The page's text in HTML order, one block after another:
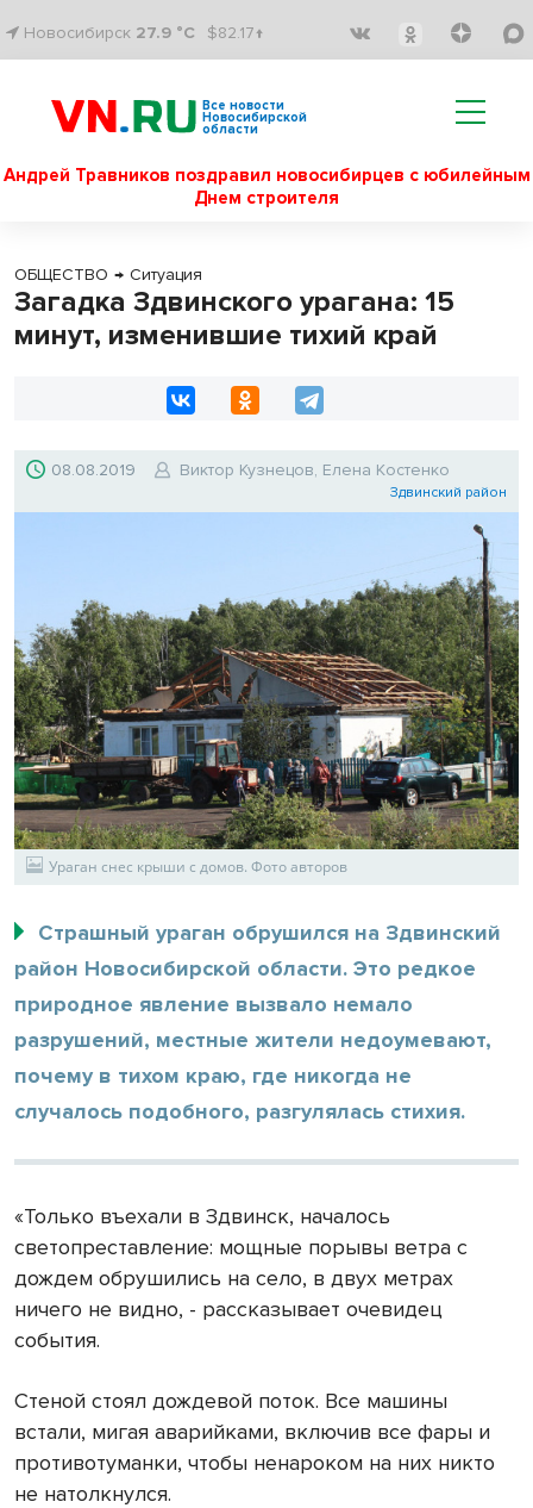
Новосибирск 27.9 °C $82.17↑
Все новости
Новосибирской
области
Андрей Травников поздравил новосибирцев с юбилейным
Днем строителя
ОБЩЕСТВО → Ситуация
Загадка Здвинского урагана: 15
минут, изменившие тихий край
08.08.2019 Виктор Кузнецов, Елена Костенко
Здвинский район
Ураган снес крыши с домов. Фото авторов
Страшный ураган обрушился на Здвинский
район Новосибирской области. Это редкое
природное явление вызвало немало
разрушений, местные жители недоумевают,
почему в тихом краю, где никогда не
случалось подобного, разгулялась стихия.
«Только въехали в Здвинск, началось
светопреставление: мощные порывы ветра с
дождем обрушились на село, в двух метрах
ничего не видно, - рассказывает очевидец
события.
Стеной стоял дождевой поток. Все машины
встали, мигая аварийками, включив все фары и
противотуманки, чтобы ненароком на них никто
не натолкнулся.